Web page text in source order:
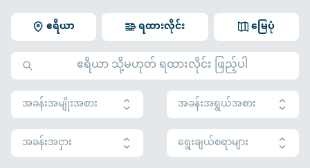
ဧရိယာ မြေပုံ
ရထားလိုင်း
အခန်းအမျိုးအစား
အခန်းအရွယ်အစား
အခန်းအငှား
ရွေးချယ်စရာများ